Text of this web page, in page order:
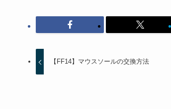
【FF14】マウスソールの交換方法